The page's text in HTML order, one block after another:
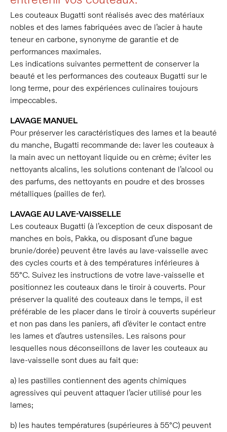
Les couteaux Bugatti sont réalisés avec des matériaux
nobles et des lames fabriquées avec de l’acier à haute
teneur en carbone, synonyme de garantie et de
performances maximales.
Les indications suivantes permettent de conserver la
beauté et les performances des couteaux Bugatti sur le
long terme, pour des expériences culinaires toujours
impeccables.
LAVAGE MANUEL
Pour préserver les caractéristiques des lames et la beauté
du manche, Bugatti recommande de: laver les couteaux à
la main avec un nettoyant liquide ou en crème; éviter les
nettoyants alcalins, les solutions contenant de l’alcool ou
des parfums, des nettoyants en poudre et des brosses
métalliques (pailles de fer).
LAVAGE AU LAVE-VAISSELLE
Les couteaux Bugatti (à l’exception de ceux disposant de
manches en bois, Pakka, ou disposant d’une bague
brunie/dorée) peuvent être lavés au lave-vaisselle avec
des cycles courts et à des températures inférieures à
55°C. Suivez les instructions de votre lave-vaisselle et
positionnez les couteaux dans le tiroir à couverts. Pour
préserver la qualité des couteaux dans le temps, il est
préférable de les placer dans le tiroir à couverts supérieur
et non pas dans les paniers, afi d’éviter le contact entre
les lames et d’autres ustensiles. Les raisons pour
lesquelles nous déconseillons de laver les couteaux au
lave-vaisselle sont dues au fait que:
a) les pastilles contiennent des agents chimiques
agressives qui peuvent attaquer l’acier utilisé pour les
lames;
b) les hautes températures (supérieures à 55°C) peuvent